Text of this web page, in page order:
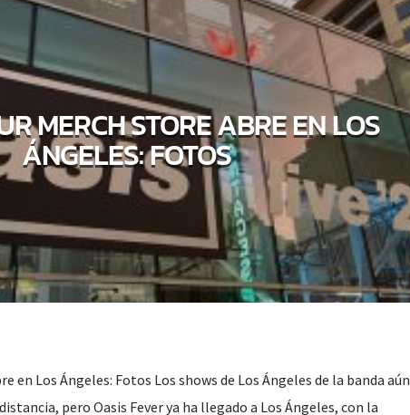
MERCH STORE ABRE EN LOS
ÁNGELES: FOTOS
en Los Ángeles: Fotos Los shows de Los Ángeles de la banda aún
pero Oasis Fever ya ha llegado a Los Ángeles, con la